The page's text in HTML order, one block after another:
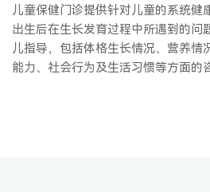
儿童保健门诊提供针对儿童的系统健
出生后在生长发育过程中所遇到的问
儿指导，包括体格生长情况、营养情
能力、社会行为及生活习惯等方面的